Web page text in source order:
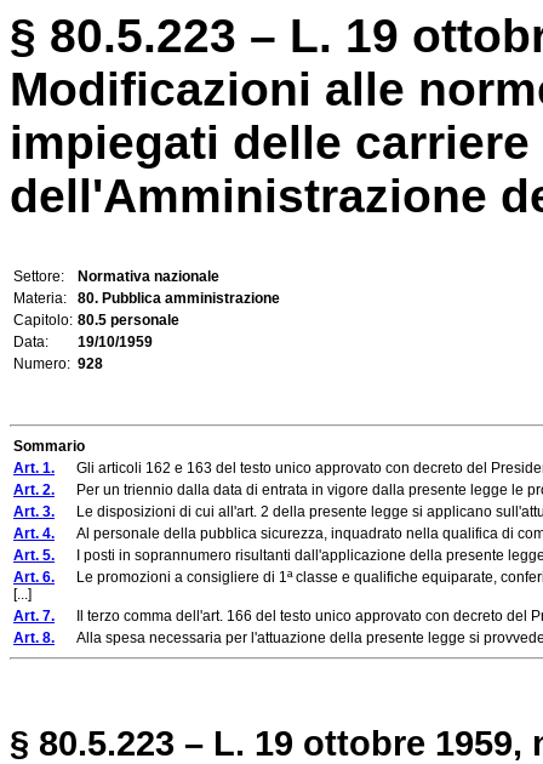
§ 80.5.223 – L. 19
Modificazioni alle
impiegati delle
dell'Amministrazione
Settore:
Normativa nazionale
Materia:
80. Pubblica amministrazione
Capitolo: 80.5 personale
Data:
19/10/1959
Numero: 928
Sommario
Art. 1. Gli articoli 162 e 163 del testo unico approvato con decreto del
Art. 2. Per un triennio dalla data di entrata in vigore dalla presente legge le
Art. 3. Le disposizioni di cui all'art. 2 della presente legge si applicano
Art. 4. Al personale della pubblica sicurezza, inquadrato nella qualifica di
Art. 5. I posti in soprannumero risultanti dall'applicazione della presente
Art. 6. Le promozioni a consigliere di 1ª classe e qualifiche equiparate,
[...]
Art. 7. Il terzo comma dell'art. 166 del testo unico approvato con decreto del
Art. 8. Alla spesa necessaria per l'attuazione della presente legge si
§ 80.5.223 – L. 19 ottobre 1959,